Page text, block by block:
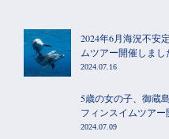
2024年6月海況不安
ムツアー開催しまし
2024.07.16
5歳の女の子、御蔵
フィンスイムツアー
2024.07.09